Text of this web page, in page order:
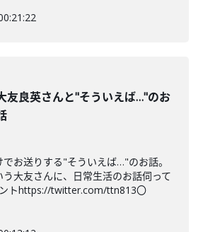
友良英さんと"そういえば…"のお
お送りする"そういえば…"のお話。
う大友さんに、日常生活のお話伺って
トhttps://twitter.com/ttn813〇